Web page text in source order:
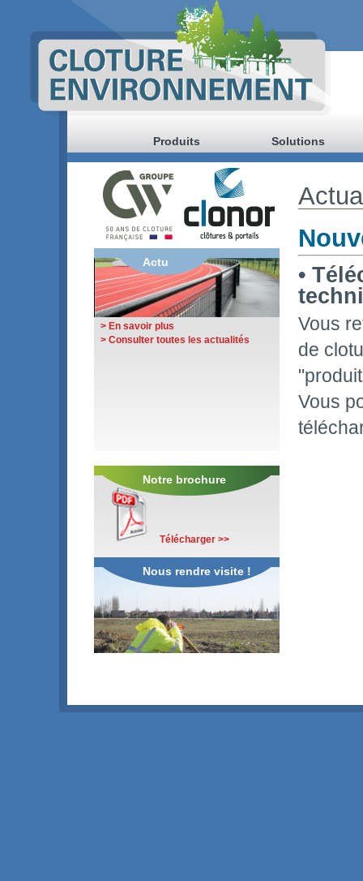
Produits Solutions
Actu
> En savoir plus
> Consulter toutes les actualités
Notre brochure
Télécharger >>
Nous rendre visite !
•
Vous
de
Vous